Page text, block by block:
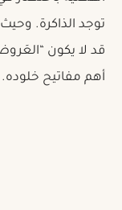
توجد الذاكرة.
قد لا يكون
أهم مفاتيح خلوده.